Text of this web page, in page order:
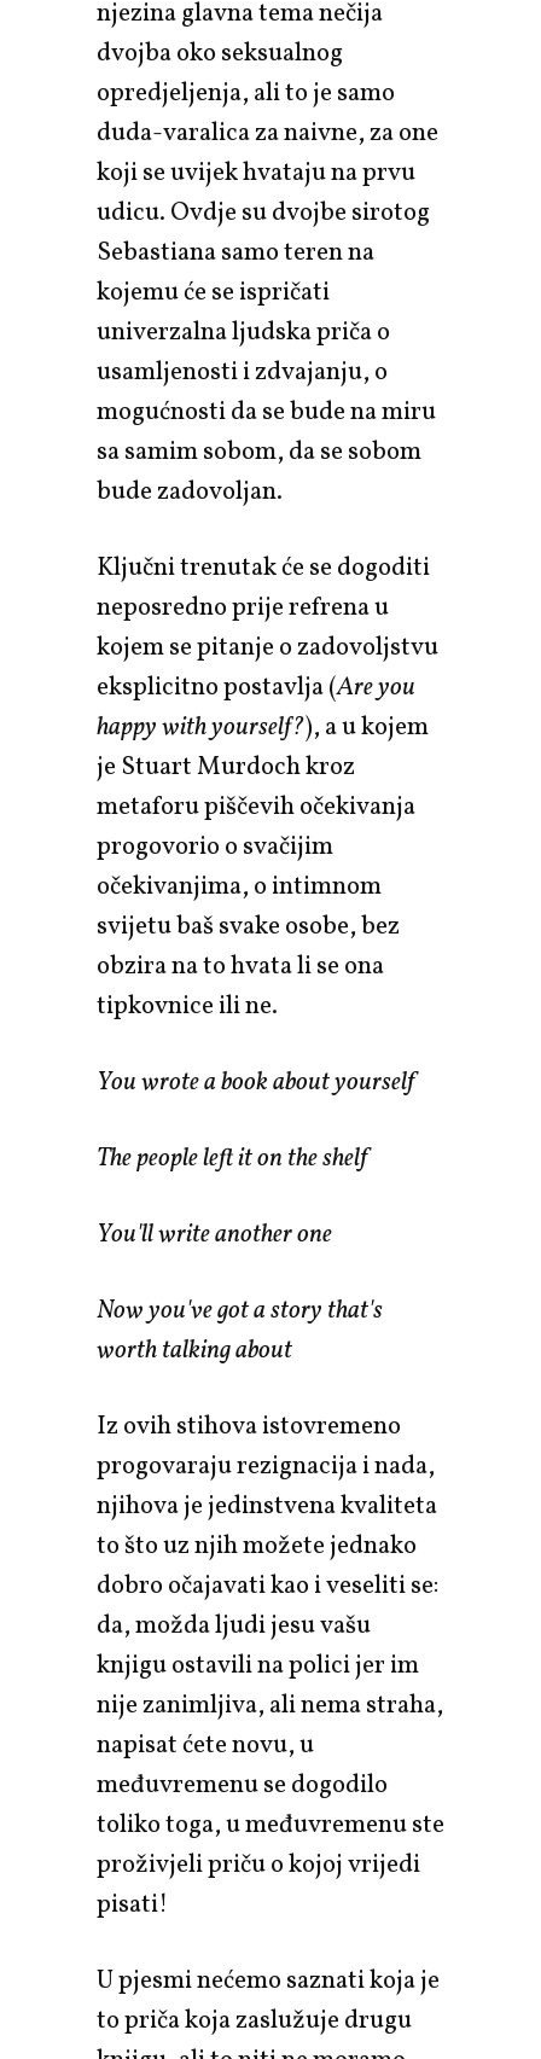
njezina glavna tema nečija
dvojba oko seksualnog
opredjeljenja, ali to je samo
duda-varalica za naivne, za one
koji se uvijek hvataju na prvu
udicu. Ovdje su dvojbe sirotog
Sebastiana samo teren na
kojemu će se ispričati
univerzalna ljudska priča o
usamljenosti i zdvajanju, o
mogućnosti da se bude na miru
sa samim sobom, da se sobom
bude zadovoljan.
Ključni trenutak će se dogoditi
neposredno prije refrena u
kojem se pitanje o zadovoljstvu
eksplicitno postavlja (Are you
happy with yourself?), a u kojem
je Stuart Murdoch kroz
metaforu piščevih očekivanja
progovorio o svačijim
očekivanjima, o intimnom
svijetu baš svake osobe, bez
obzira na to hvata li se ona
tipkovnice ili ne.
You wrote a book about yourself
The people left it on the shelf
You'll write another one
Now you've got a story that's
worth talking about
Iz ovih stihova istovremeno
progovaraju rezignacija i nada,
njihova je jedinstvena kvaliteta
to što uz njih možete jednako
dobro očajavati kao i veseliti se:
da, možda ljudi jesu vašu
knjigu ostavili na polici jer im
nije zanimljiva, ali nema straha,
napisat ćete novu, u
međuvremenu se dogodilo
toliko toga, u međuvremenu ste
proživjeli priču o kojoj vrijedi
pisati!
U pjesmi nećemo saznati koja je
to priča koja zaslužuje drugu